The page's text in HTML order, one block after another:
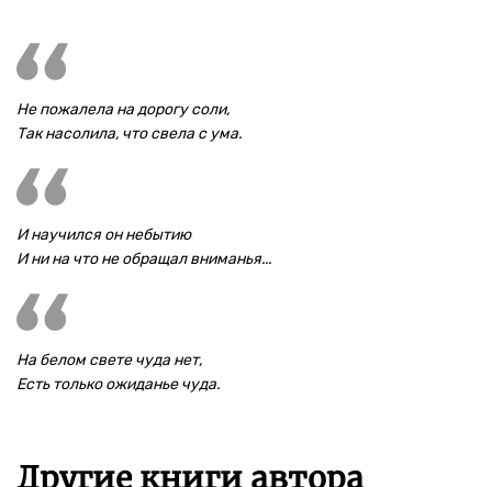
Не пожалела на дорогу соли,
Так насолила, что свела с ума.
И научился он небытию
И ни на что не обращал вниманья...
На белом свете чуда нет,
Есть только ожиданье чуда.
Другие книги автора